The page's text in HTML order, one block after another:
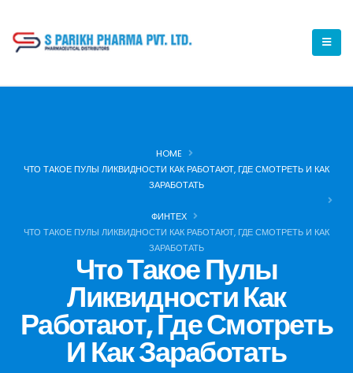
HOME
ЧТО ТАКОЕ ПУЛЫ ЛИКВИДНОСТИ КАК РАБОТАЮТ, ГДЕ СМОТРЕТЬ И КАК
ЗАРАБОТАТЬ
ФИНТЕХ
ЧТО ТАКОЕ ПУЛЫ ЛИКВИДНОСТИ КАК РАБОТАЮТ, ГДЕ СМОТРЕТЬ И КАК
ЗАРАБОТАТЬ
Что Такое Пулы
Ликвидности Как
Работают, Где Смотреть
И Как Заработать